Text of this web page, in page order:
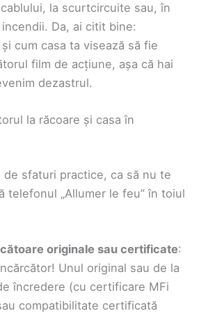
la scurtcircuite sau, în
Da, ai citit bine:
și cum casa ta visează să fie
film de acțiune, așa că hai
dezastrul.
la răcoare și casa în
sfaturi practice, ca să nu te
telefonul „Allumer le feu” în toiul
originale sau certificate:
Unul original sau de la
încredere (cu certificare MFi
compatibilitate certificată